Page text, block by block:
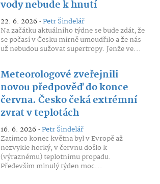
vody nebude k hnutí
22. 6. 2026 •Petr Šindelář
Na začátku aktuálního týdne se bude zdát, že
se počasí v Česku mírně umoudřilo a že nás
už nebudou sužovat supertropy. Jenže ve...
Meteorologové zveřejnili
novou předpověď do konce
června. Česko čeká extrémní
zvrat v teplotách
16. 6. 2026 •Petr Šindelář
Zatímco konec května byl v Evropě až
nezvykle horký, v červnu došlo k
(výraznému) teplotnímu propadu.
Především minulý týden moc...